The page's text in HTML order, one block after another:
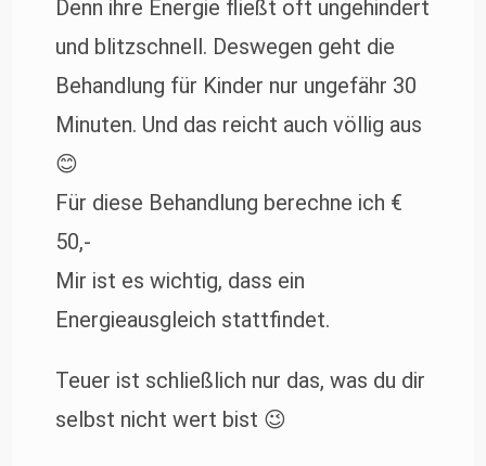
Denn ihre Energie fließt oft ungehindert
und blitzschnell. Deswegen geht die
Behandlung für Kinder nur ungefähr 30
Minuten. Und das reicht auch völlig aus
😊
Für diese Behandlung berechne ich €
50,-
Mir ist es wichtig, dass ein
Energieausgleich stattfindet.
Teuer ist schließlich nur das, was du dir
selbst nicht wert bist 😉